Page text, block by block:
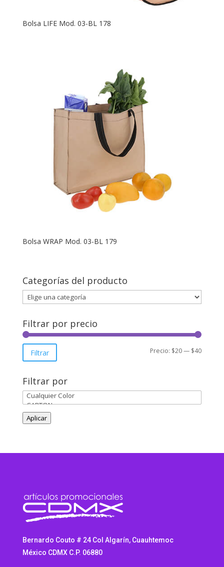
Bolsa LIFE Mod. 03-BL 178
Bolsa WRAP Mod. 03-BL 179
Categorías del producto
Filtrar por precio
Precio
Precio
Filtrar Precio: $20— $40
Filtrar por
Aplicar
Bernardo Couto # 24 Col Algarín, Cuauhtemoc
México CDMX C.P. 06880